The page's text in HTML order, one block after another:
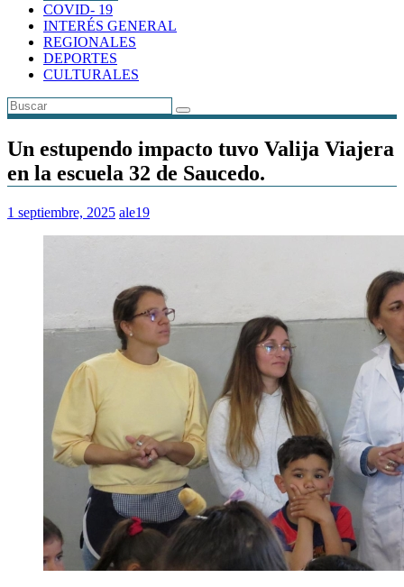
COVID- 19
INTERÉS GENERAL
REGIONALES
DEPORTES
CULTURALES
Un estupendo impacto tuvo Valija Viajera
en la escuela 32 de Saucedo.
1 septiembre, 2025 ale19